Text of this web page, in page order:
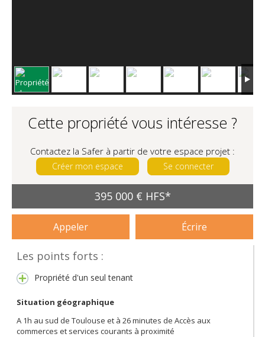
Cette propriété vous intéresse ?
Contactez la Safer à partir de votre espace projet :
Créer mon espace Se connecter
395 000 € HFS*
Appeler Écrire
Les points forts :
Propriété d'un seul tenant
Situation géographique
A 1h au sud de Toulouse et à 26 minutes de Accès aux
commerces et services courants à proximité